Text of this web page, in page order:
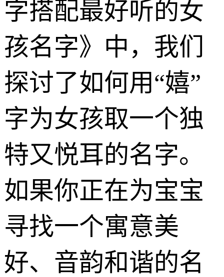
字搭配最好听的女
孩名字》中，我们
探讨了如何用“嬉”
字为女孩取一个独
特又悦耳的名字。
如果你正在为宝宝
寻找一个寓意美
好、音韵和谐的名